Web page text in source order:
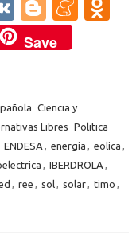
V
K
Bl
o
g
er
M
m
e
sn
ik
Save
Ciencia y
Libres Politica
ENDESA , energia , eolica ,
, IBERDROLA ,
, ree , sol, solar, timo ,